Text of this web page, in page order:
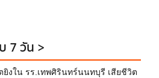
7 วัน >
ยิงใน รร.เทพศิรินทร์นนทบุรี เสียชีวิต